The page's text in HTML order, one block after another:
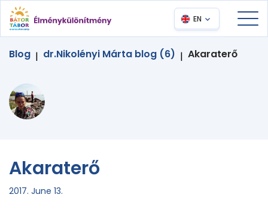
EN
Blog | dr.Nikolényi Márta blog (6) | Akaraterő
Akaraterő
2017. June 13.